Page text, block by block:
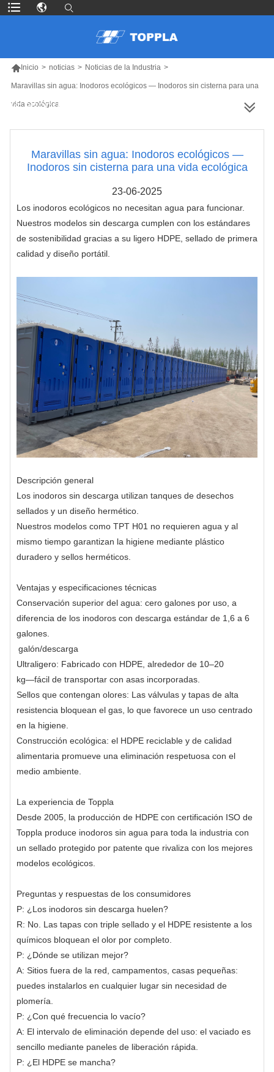
Inicio > noticias > Noticias de la Industria >
Maravillas sin agua: Inodoros ecológicos — Inodoros sin cisterna para una
vida ecológica
MÁS PRODUCTOS
Maravillas sin agua: Inodoros ecológicos —
Inodoros sin cisterna para una vida ecológica
23-06-2025
Los inodoros ecológicos no necesitan agua para funcionar.
Nuestros modelos sin descarga cumplen con los estándares
de sostenibilidad gracias a su ligero HDPE, sellado de primera
calidad y diseño portátil.
Descripción general
Los inodoros sin descarga utilizan tanques de desechos
sellados y un diseño hermético.
Nuestros modelos como TPT H01 no requieren agua y al
mismo tiempo garantizan la higiene mediante plástico
duradero y sellos herméticos.
Ventajas y especificaciones técnicas
Conservación superior del agua: cero galones por uso, a
diferencia de los inodoros con descarga estándar de 1,6 a 6
galones.
galón/descarga
Ultraligero: Fabricado con HDPE, alrededor de 10–20
kg—fácil de transportar con asas incorporadas.
Sellos que contengan olores: Las válvulas y tapas de alta
resistencia bloquean el gas, lo que favorece un uso centrado
en la higiene.
Construcción ecológica: el HDPE reciclable y de calidad
alimentaria promueve una eliminación respetuosa con el
medio ambiente.
La experiencia de Toppla
Desde 2005, la producción de HDPE con certificación ISO de
Toppla produce inodoros sin agua para toda la industria con
un sellado protegido por patente que rivaliza con los mejores
modelos ecológicos.
Preguntas y respuestas de los consumidores
P: ¿Los inodoros sin descarga huelen?
R: No. Las tapas con triple sellado y el HDPE resistente a los
químicos bloquean el olor por completo.
P: ¿Dónde se utilizan mejor?
A: Sitios fuera de la red, campamentos, casas pequeñas:
puedes instalarlos en cualquier lugar sin necesidad de
plomería.
P: ¿Con qué frecuencia lo vacío?
A: El intervalo de eliminación depende del uso: el vaciado es
sencillo mediante paneles de liberación rápida.
P: ¿El HDPE se mancha?